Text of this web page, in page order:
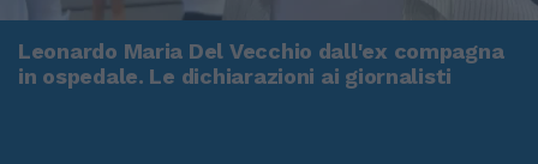
Leonardo Maria Del Vecchio dall'ex compagna
in ospedale. Le dichiarazioni ai giornalisti